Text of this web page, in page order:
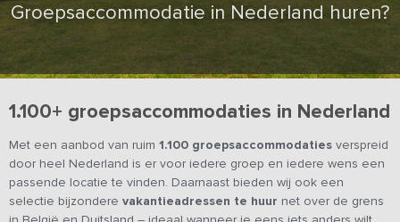
Groepsaccommodatie in Nederland huren?
1.100+ groepsaccommodaties in Nederland
Met een aanbod van ruim 1.100 groepsaccommodaties verspreid
door heel Nederland is er voor iedere groep en iedere wens een
passende locatie te vinden. Daarnaast bieden wij ook een
selectie bijzondere vakantieadressen te huur net over de grens